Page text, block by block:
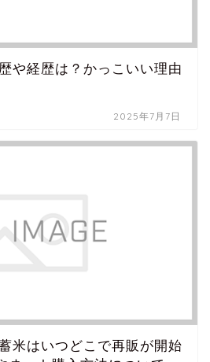
や経歴は？かっこいい理由
2025年7月7日
米はいつどこで再販が開始